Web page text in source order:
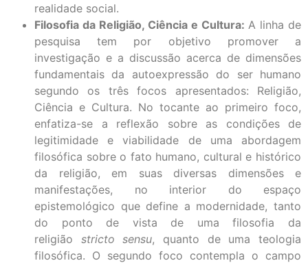
realidade social.
Filosofia da Religião, Ciência e Cultura: A linha de
pesquisa tem por objetivo promover a
investigação e a discussão acerca de dimensões
fundamentais da autoexpressão do ser humano
segundo os três focos apresentados: Religião,
Ciência e Cultura. No tocante ao primeiro foco,
enfatiza-se a reflexão sobre as condições de
legitimidade e viabilidade de uma abordagem
filosófica sobre o fato humano, cultural e histórico
da religião, em suas diversas dimensões e
manifestações, no interior do espaço
epistemológico que define a modernidade, tanto
do ponto de vista de uma filosofia da
religião stricto sensu, quanto de uma teologia
filosófica. O segundo foco contempla o campo